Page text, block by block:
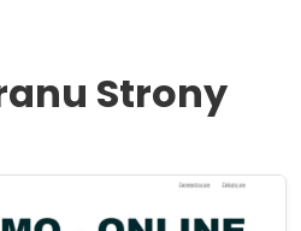
Strony